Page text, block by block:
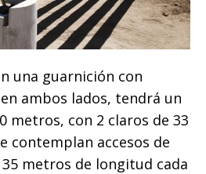
una guarnición con
ambos lados, tendrá un
metros, con 2 claros de 33
contemplan accesos de
metros de longitud cada